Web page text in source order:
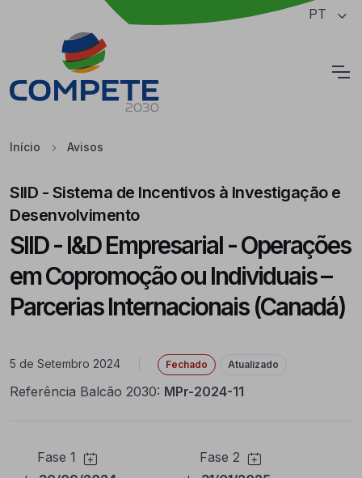
Saltar para o conteúdo principal da página PT
Início Avisos
SIID - Sistema de Incentivos à Investigação e
Desenvolvimento
SIID - I&D Empresarial - Operações
em Copromoção ou Individuais –
Parcerias Internacionais (Canadá)
5 de Setembro 2024 Fechado Atualizado
Referência Balcão 2030: MPr-2024-11
Fase 1 Fase 2